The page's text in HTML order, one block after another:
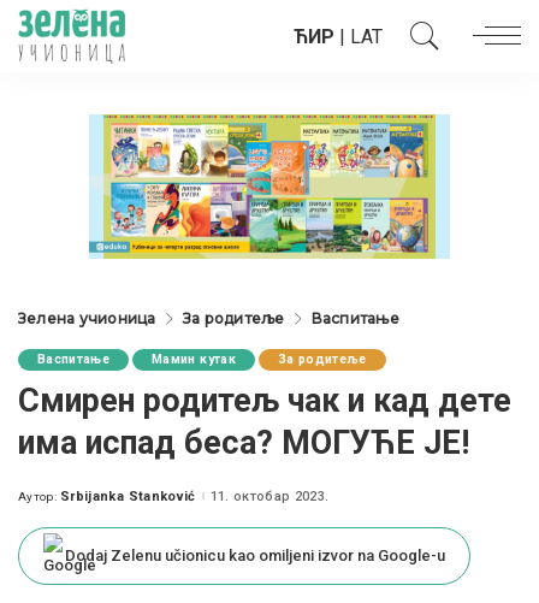
ЋИР | LAT
Зелена учионица За родитеље Васпитање
Васпитање Мамин кутак За родитеље
Смирен родитељ чак и кад дете
има испад беса? МОГУЋЕ ЈЕ!
Posted
Аутор: Srbijanka Stanković 11. октобар 2023.
Dodaj Zelenu učionicu kao omiljeni izvor na Google-u